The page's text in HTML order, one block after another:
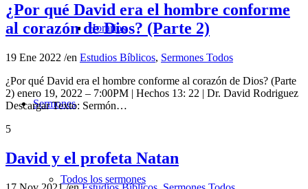
Horarios
Sermones
Todos los sermones
¿Por qué David era el hombre conforme
al corazón de Dios? (Parte 2)
19 Ene 2022 /en Estudios Bíblicos, Sermones Todos
¿Por qué David era el hombre conforme al corazón de Dios? (Parte
2) enero 19, 2022 – 7:00PM | Hechos 13: 22 | Dr. David Rodriguez
Descargar Texto: Sermón…
5
David y el profeta Natan